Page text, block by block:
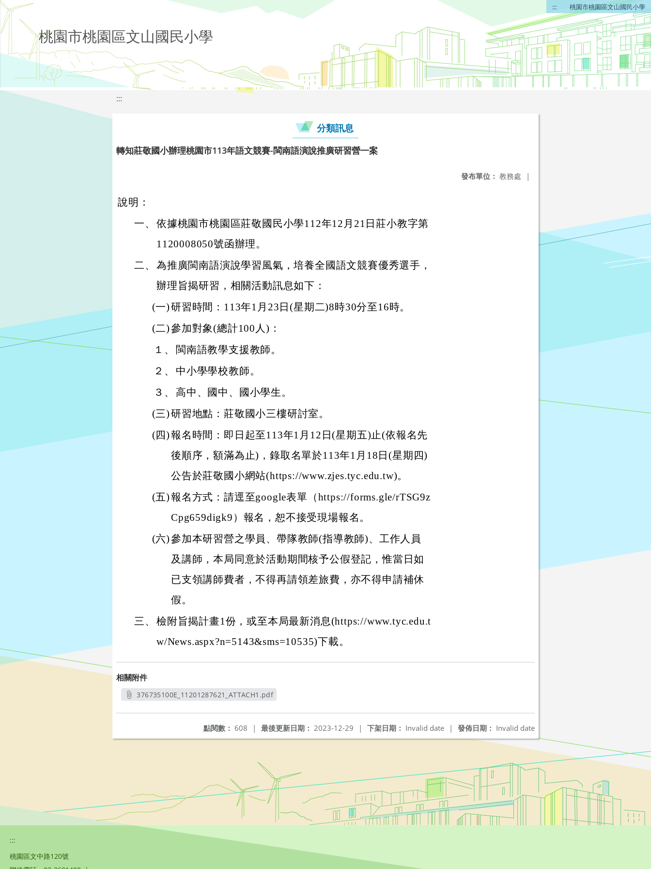
::: 桃園市桃園區文山國民小學
桃園市桃園區文山國民小學
:::
分類訊息
轉知莊敬國小辦理桃園市113年語文競賽-閩南語演說推廣研習營一案
發布單位： 教務處 |
說明：
一、 依據桃園市桃園區莊敬國民小學112年12月21日莊小教字第
1120008050號函辦理。
二、 為推廣閩南語演說學習風氣，培養全國語文競賽優秀選手，
辦理旨揭研習，相關活動訊息如下：
(一)研習時間：113年1月23日(星期二)8時30分至16時。
(二)參加對象(總計100人)：
１、
閩南語教學支援教師。
２、
中小學學校教師。
３、
高中、國中、國小學生。
(三)研習地點：莊敬國小三樓研討室。
(四)報名時間：即日起至113年1月12日(星期五)止(依報名先
後順序，額滿為止)，錄取名單於113年1月18日(星期四)
公告於莊敬國小網站(https://www.zjes.tyc.edu.tw)。
(五)報名方式：請逕至google表單（https://forms.gle/rTSG9z
Cpg659digk9）報名，恕不接受現場報名。
(六)參加本研習營之學員、帶隊教師(指導教師)、工作人員
及講師，本局同意於活動期間核予公假登記，惟當日如
已支領講師費者，不得再請領差旅費，亦不得申請補休
假。
三、 檢附旨揭計畫1份，或至本局最新消息(https://www.tyc.edu.t
w/News.aspx?n=5143&sms=10535)下載。
相關附件
376735100E_11201287621_ATTACH1.pdf
發佈日期： Invalid date
下架日期： Invalid date |
最後更新日期： 2023-12-29 |
點閱數： 608 |
:::
桃園區文中路120號